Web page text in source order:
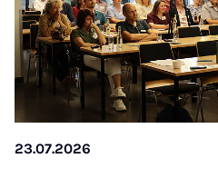
23.07.2026